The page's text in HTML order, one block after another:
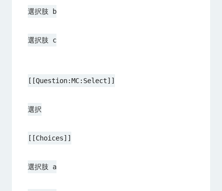
選択肢 b
選択肢 c
[[Question:MC:Select]]
選択
[[Choices]]
選択肢 a